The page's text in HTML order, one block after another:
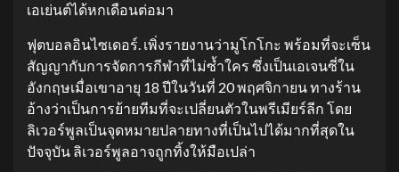
เอเย่นต์ได้หกเดือนต่อมา
ฟุตบอลอินไซเดอร์. เพิ่งรายงานว่ามูโกโกะ พร้อมที่จะเซ็น
สัญญากับการจัดการกีฬาที่ไม่ซ้ำใคร ซึ่งเป็นเอเจนซี่ใน
อังกฤษเมื่อเขาอายุ 18 ปีในวันที่ 20 พฤศจิกายน ทางร้าน
อ้างว่าเป็นการย้ายทีมที่จะเปลี่ยนตัวในพรีเมียร์ลีก โดย
ลิเวอร์พูลเป็นจุดหมายปลายทางที่เป็นไปได้มากที่สุดใน
ปัจจุบัน ลิเวอร์พูลอาจถูกทิ้งให้มือเปล่า